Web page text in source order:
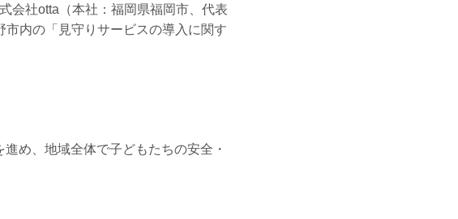
会社otta（本社：福岡県福岡市、代表
内の「見守りサービスの導入に関す
め、地域全体で子どもたちの安全・